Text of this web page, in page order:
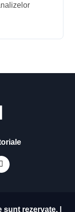
sunt rezervate.